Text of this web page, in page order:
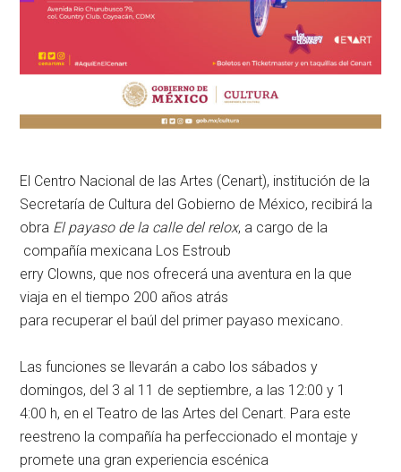
El Centro Nacional de las Artes (Cenart), institución de la
Secretaría de Cultura del Gobierno de México, recibirá la
obra El payaso de la calle del relox, a cargo de la
compañía mexicana Los Estroub
erry Clowns, que nos ofrecerá una aventura en la que
viaja en el tiempo 200 años atrás
para recuperar el baúl del primer payaso mexicano.
Las funciones se llevarán a cabo los sábados y
domingos, del 3 al 11 de septiembre, a las 12:00 y 1
4:00 h, en el Teatro de las Artes del Cenart. Para este
reestreno la compañía ha perfeccionado el montaje y
promete una gran experiencia escénica